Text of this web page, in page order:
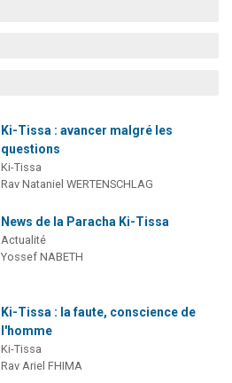
Ki-Tissa : avancer malgré les
questions
Ki-Tissa
Rav Nataniel WERTENSCHLAG
News de la Paracha Ki-Tissa
Actualité
Yossef NABETH
Ki-Tissa : la faute, conscience de
l'homme
Ki-Tissa
Rav Ariel FHIMA